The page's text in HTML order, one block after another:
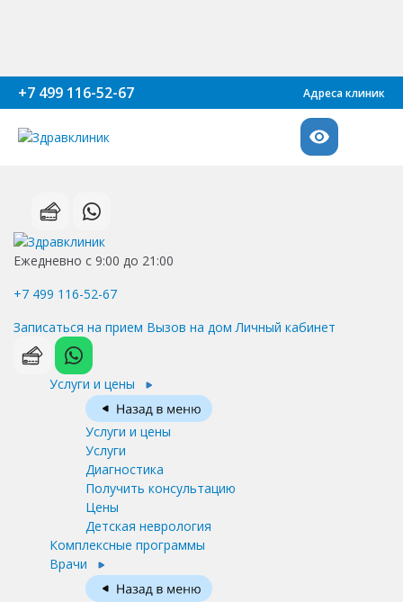
+7 499 116-52-67 Адреса клиник
Ежедневно с 9:00 до 21:00
+7 499 116-52-67
Записаться на прием Вызов на дом Личный кабинет
Услуги и цены
Услуги и цены
Услуги
Диагностика
Получить консультацию
Цены
Детская неврология
Комплексные программы
Врачи